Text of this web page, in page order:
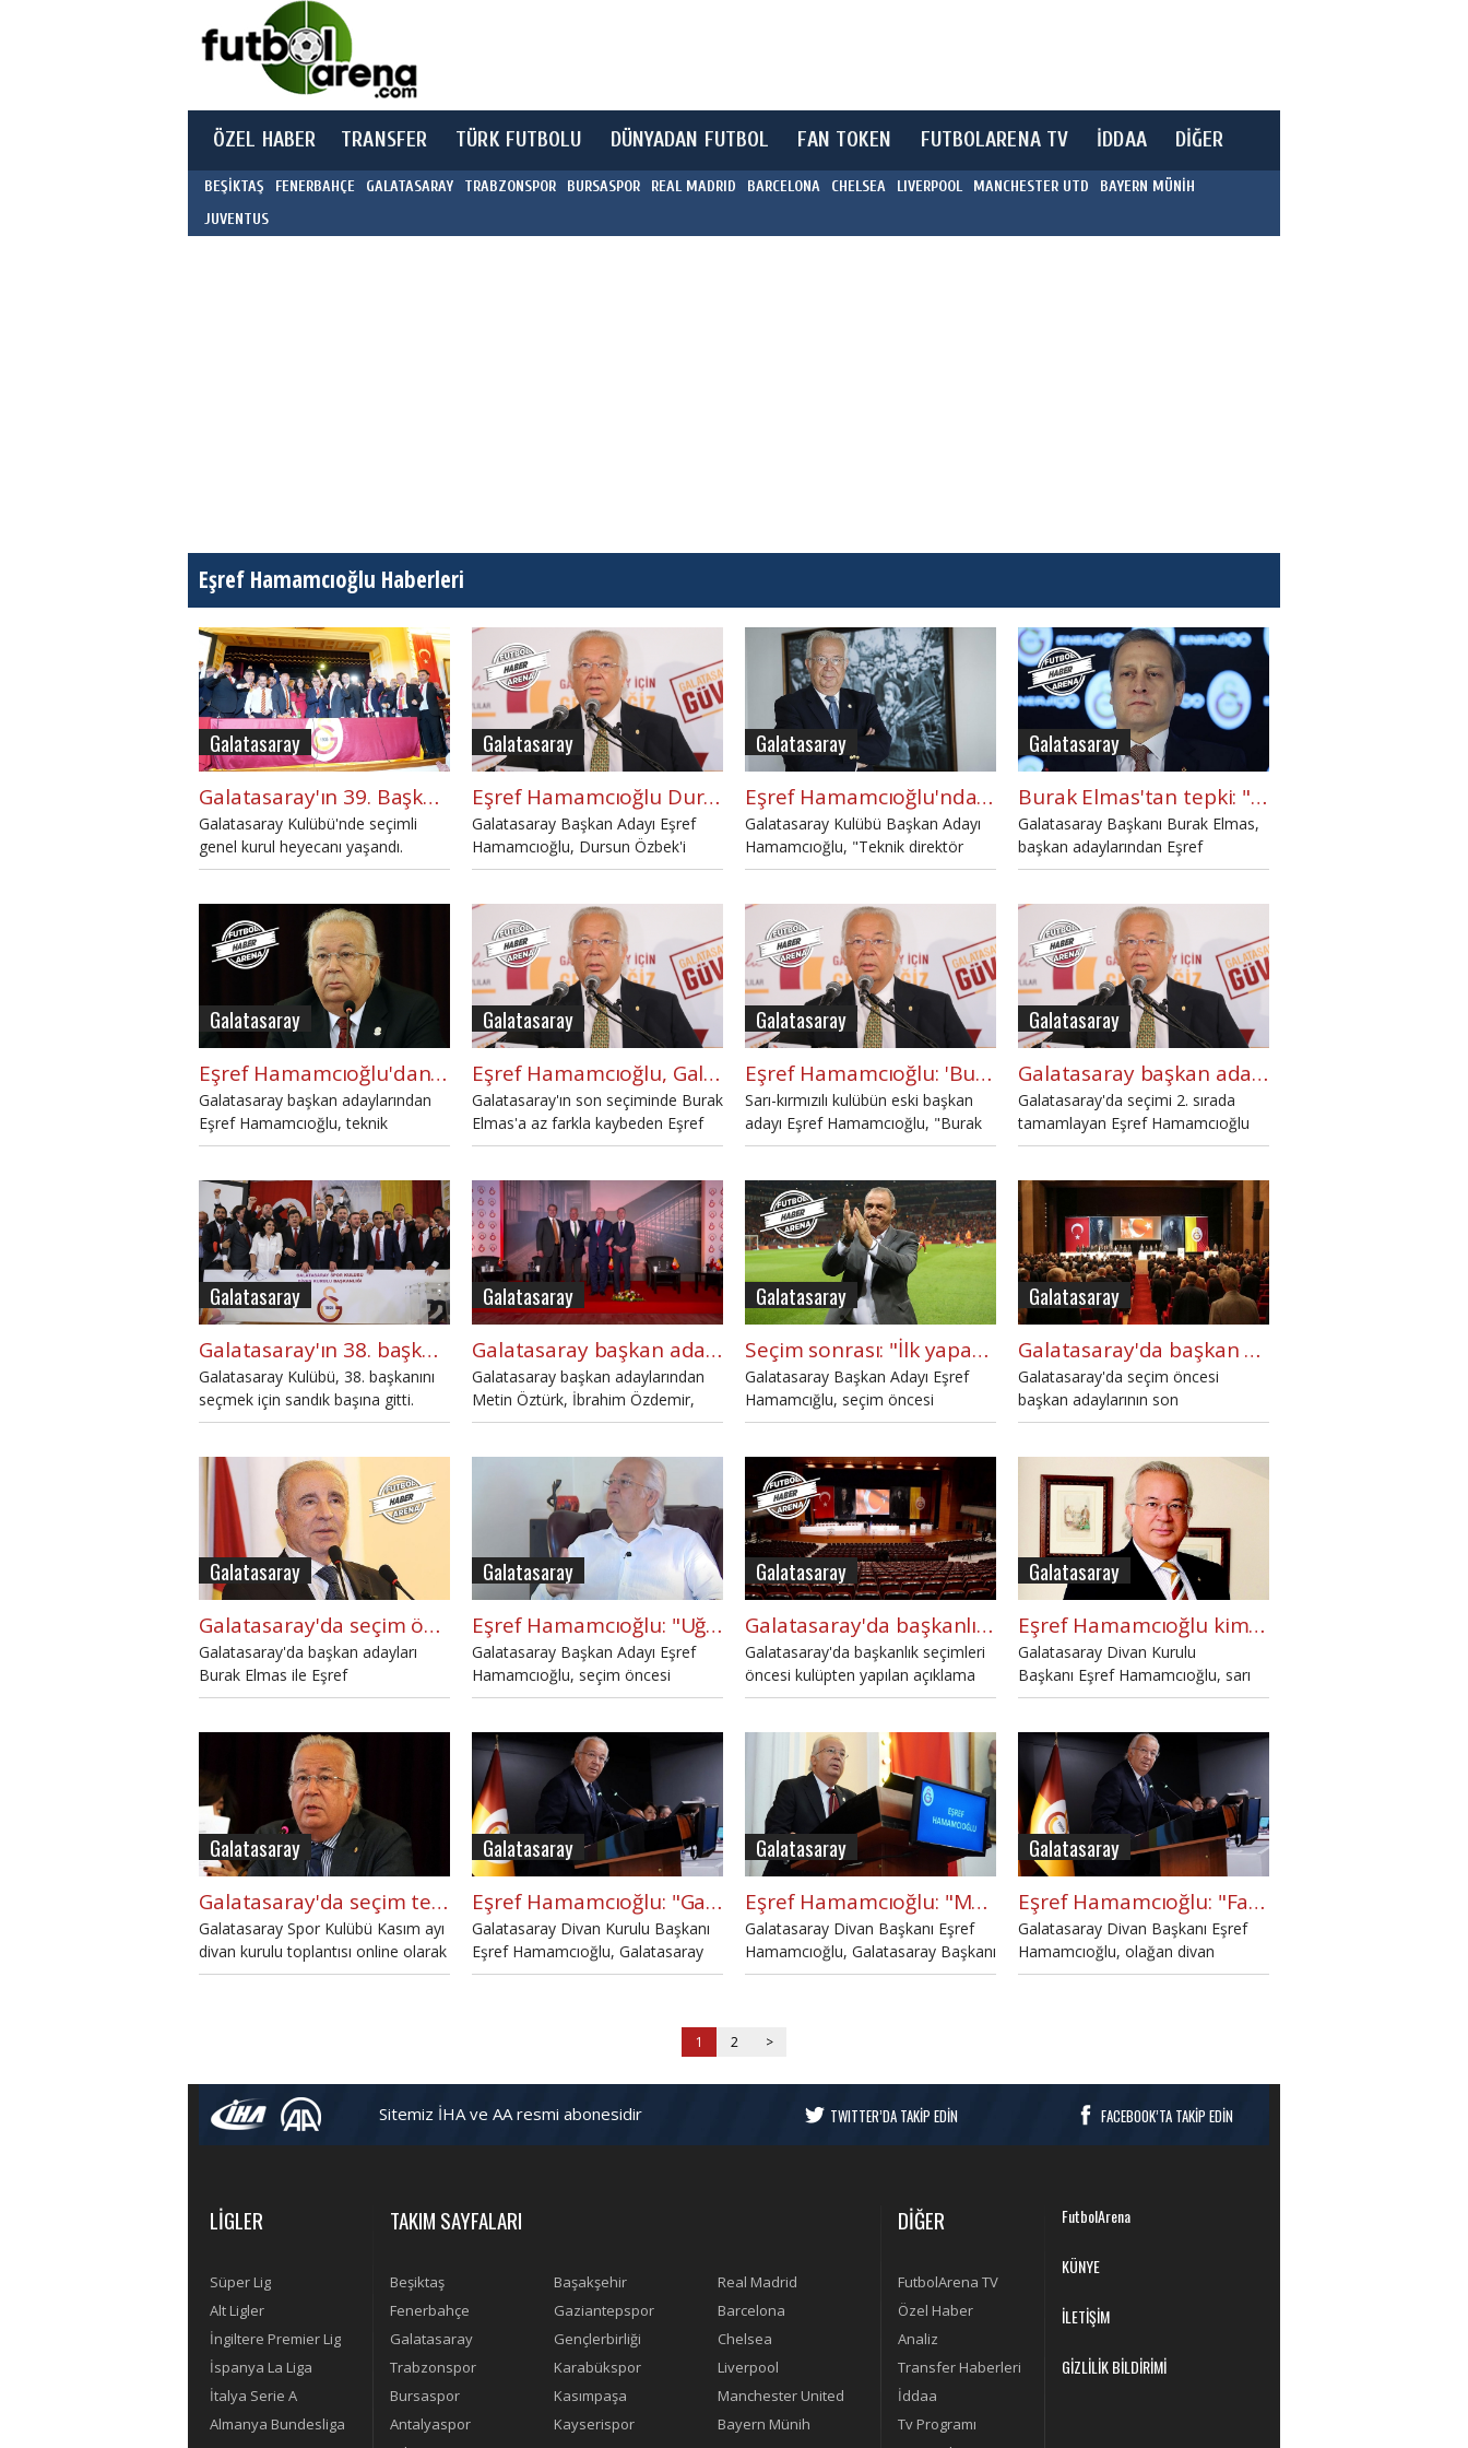
ÖZEL HABER TRANSFER TÜRK FUTBOLU DÜNYADAN FUTBOL FAN TOKEN FUTBOLARENA TV İDDAA DİĞER
BEŞİKTAŞ FENERBAHÇE GALATASARAY TRABZONSPOR BURSASPOR REAL MADRID BARCELONA CHELSEA LIVERPOOL MANCHESTER UTD
BAYERN MÜNİH
JUVENTUS
Eşref Hamamcıoğlu Haberleri
Galatasaray
Galatasaray'ın 39. Başkanı Dursun Özbek oldu
Galatasaray Kulübü'nde seçimli
genel kurul heyecanı yaşandı.
Dursun Özbek, Galatasaray'ın 39.
Galatasaray
Eşref Hamamcıoğlu Dursun Özbek'i hedef aldı: "Aynı film!"
Galatasaray Başkan Adayı Eşref
Hamamcıoğlu, Dursun Özbek'i
hedef alarak "İkinci defa aynı filmi
Galatasaray
Eşref Hamamcıoğlu'ndan Mancini ve De Zerbi sözleri
Galatasaray Kulübü Başkan Adayı
Hamamcıoğlu, "Teknik direktör
adaylarımız yabancı. İtalya'daki
De Zerbi) bir temasımız oldu.
Mancini zaten daha önce
Türkiye'de çalışmıştı. Diğer
antrenör de genç ve başarılı." dedi.
Galatasaray
Burak Elmas'tan tepki: "Seçime kadar transfer yapmayacağız"
Galatasaray Başkanı Burak Elmas,
başkan adaylarından Eşref
Hamamcıoğlu'nun transfer
Galatasaray
Eşref Hamamcıoğlu'dan Fatih Terim yanıtı: "Hayır"
Galatasaray başkan adaylarından
Eşref Hamamcıoğlu, teknik
direktörlük koltuğu için Fatih Terim'i
Galatasaray
Eşref Hamamcıoğlu, Galatasaray başkan adaylığını açıkladı
Galatasaray'ın son seçiminde Burak
Elmas'a az farkla kaybeden Eşref
Hamamcıoğlu, Nisan ayındaki
başkan adaylığını açıkladı.
Galatasaray
Eşref Hamamcıoğlu: 'Burak Elmas yönetimi G.Saray'a hafif kaldı'
Sarı-kırmızılı kulübün eski başkan
adayı Eşref Hamamcıoğlu, "Burak
Elmas başkanımız ve çalışma
kaldıramamışlardır, hafif
kalmışlardır." diye konuştu.
Galatasaray
Galatasaray başkan adayı Eşref Hamamcıoğlu kimdir? Yaşı, eğitimi, mesleği...
Galatasaray'da seçimi 2. sırada
tamamlayan Eşref Hamamcıoğlu
hakkında merak edilen bilgileri
Galatasaray
Galatasaray'ın 38. başkanı Burak Elmas!
Galatasaray Kulübü, 38. başkanını
seçmek için sandık başına gitti.
Heyecanlı seçimi Burak Elmas
Galatasaray
Galatasaray başkan adayları ortak yayında buluştu: "Birlik olma zamanı"
Galatasaray başkan adaylarından
Metin Öztürk, İbrahim Özdemir,
Eşref Hamamcıoğlu ve Burak
sosyal medya hesabındaki canlı
yayına katıldı.
Galatasaray
Seçim sonrası: "İlk yapacağımız iş Fatih Terim'le görüşmek"
Galatasaray Başkan Adayı Eşref
Hamamcığlu, seçim öncesi
açıklamalarda bulundu.
Galatasaray
Galatasaray'da başkan adaylarının açıklamaları
Galatasaray'da seçim öncesi
başkan adaylarının son
açıklamalarını derledik.
Galatasaray
Galatasaray'da seçim öncesi Ünal Aysal ile kritik zirve
Galatasaray'da başkan adayları
Burak Elmas ile Eşref
Hamamcıoğlu, eski başkan Ünal
Galatasaray
Eşref Hamamcıoğlu: "Uğurcan ve Rıdvan'ı isterim"
Galatasaray Başkan Adayı Eşref
Hamamcıoğlu, seçim öncesi
konuştu.
Galatasaray
Galatasaray'da başkanlık seçimi iptal edilecek mi?
Galatasaray'da başkanlık seçimleri
öncesi kulüpten yapılan açıklama
tepkiyle karşılandı.
Galatasaray
Eşref Hamamcıoğlu kimdir? Galatasaray'da yeni başkan adayı
Galatasaray Divan Kurulu
Başkanı Eşref Hamamcıoğlu, sarı
kırmızılı kulübün başkanlığına aday
Hamamcıoğlu kimdir, Eşref
Hamamcıoğlu kaç yaşında, Eşref
Hamamcıoğlu liseli mi gibi soruların
yanıtları haberimizde.
Galatasaray
Galatasaray'da seçim tepkisi! "İzin almadılar"
Galatasaray Spor Kulübü Kasım ayı
divan kurulu toplantısı online olarak
gerçekleşti. Divan Kurulu Başkanı
Galatasaray
Eşref Hamamcıoğlu: "Galatasaray temsil edilme yeteneğini kaybetmiştir"
Galatasaray Divan Kurulu Başkanı
Eşref Hamamcıoğlu, Galatasaray
Başkanı Mustafa Cengiz'in son
tamamen kaybetmiştir. Hiç
kimsenin Galatasarayı kamuoyu
Galatasaray
Eşref Hamamcıoğlu: "Mustafa Cengiz'den özür bekliyoruz"
Galatasaray Divan Başkanı Eşref
Hamamcıoğlu, Galatasaray Başkanı
Mustafa Cengiz’i kullandığı üslup
Galatasaray
Eşref Hamamcıoğlu: "Fatih Terim dışarıdan bir insan değildir"
Galatasaray Divan Başkanı Eşref
Hamamcıoğlu, olağan divan
toplantısında açıklamalarda
1 2 >
Sitemiz İHA ve AA resmi abonesidir TWITTER’DA TAKİP EDİN FACEBOOK’TA TAKİP EDİN
LİGLER
Süper Lig
Alt Ligler
İngiltere Premier Lig
İspanya La Liga
İtalya Serie A
Almanya Bundesliga
TAKIM SAYFALARI
Beşiktaş Başakşehir
Real Madrid
Fenerbahçe
Gaziantepspor
Barcelona
Galatasaray
Gençlerbirliği
Chelsea
Trabzonspor
Karabükspor
Liverpool
Bursaspor
Kasımpaşa
Manchester United
Antalyaspor
Kayserispor
Bayern Münih
DİĞER
FutbolArena TV
Özel Haber
Analiz
Transfer Haberleri
İddaa
Tv Programı
FutbolArena
KÜNYE
İLETİŞİM
GİZLİLİK BİLDİRİMİ